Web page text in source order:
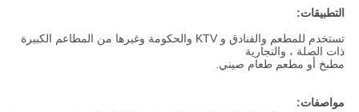
التطبيقات:
تستخدم للمطعم والفنادق و KTV والحكومة وغيرها من المطاعم الكبيرة
ذات الصلة ، والتجارية
مطبخ أو مطعم طعام صيني.
مواصفات: